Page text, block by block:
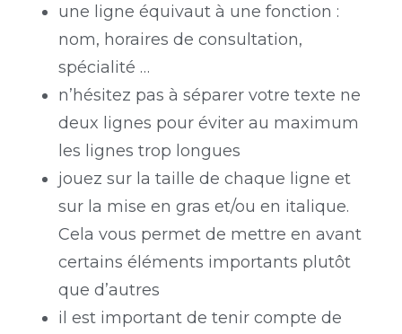
une ligne équivaut à une fonction :
nom, horaires de consultation,
spécialité …
n’hésitez pas à séparer votre texte ne
deux lignes pour éviter au maximum
les lignes trop longues
jouez sur la taille de chaque ligne et
sur la mise en gras et/ou en italique.
Cela vous permet de mettre en avant
certains éléments importants plutôt
que d’autres
il est important de tenir compte de